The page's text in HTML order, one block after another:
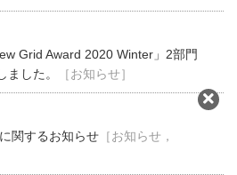
Grid Award 2020 Winter」2部門
した。
［お知らせ］
関するお知らせ ［お知らせ，